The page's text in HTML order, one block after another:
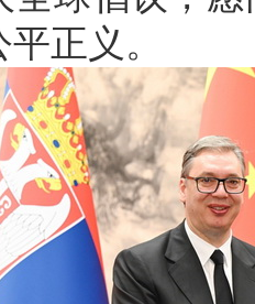
正义。